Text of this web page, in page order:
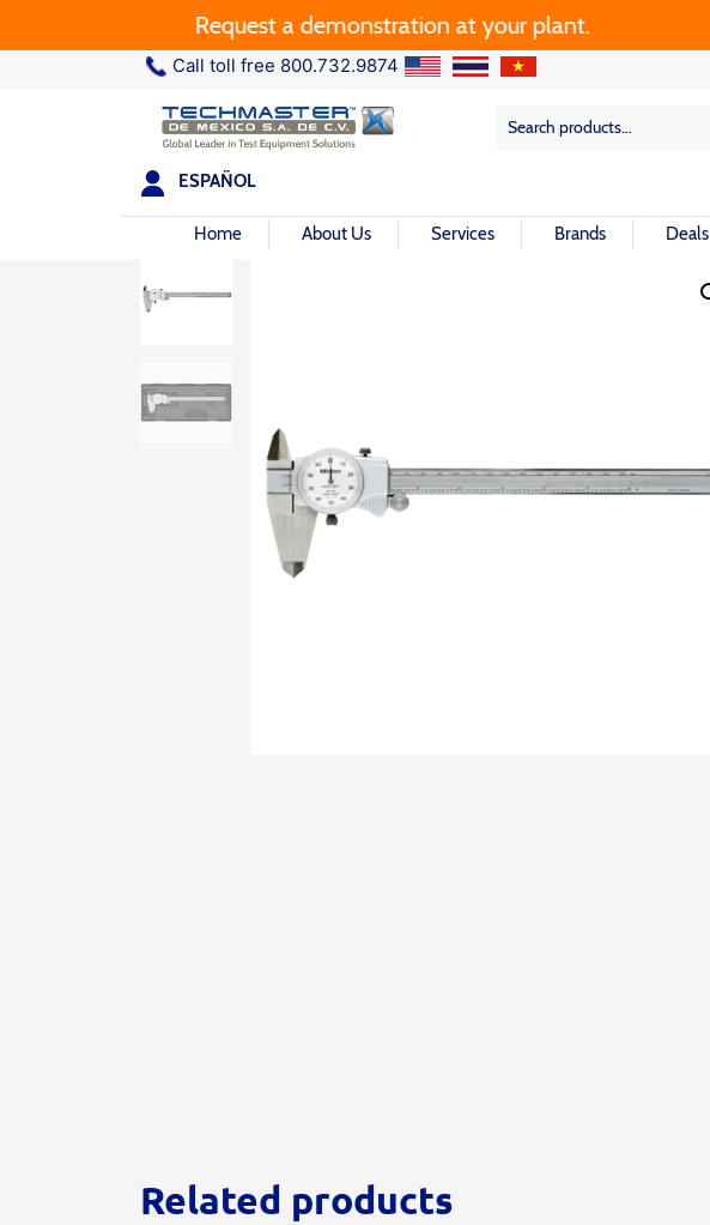
Request a demonstration at your plant.
Call toll free 800.732.9874
Search
Search
ESPAÑOL
Home About Us Services Brands Deals
Related products